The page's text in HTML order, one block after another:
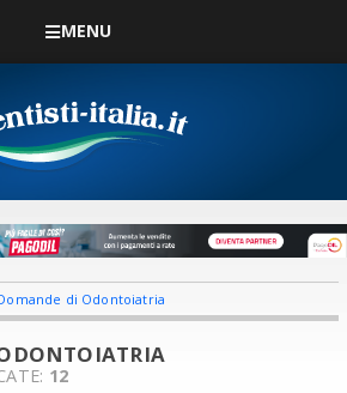
MENU
di Odontoiatria
12